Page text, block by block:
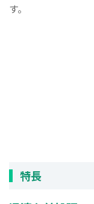
す。
特長